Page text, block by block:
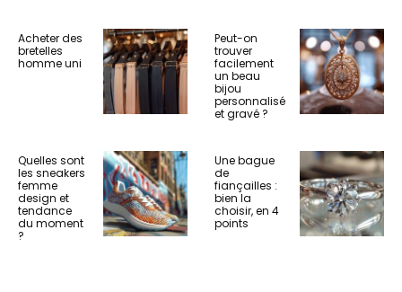
Acheter des
bretelles
homme uni
Peut-on
trouver
facilement
un beau
bijou
personnalisé
et gravé ?
Quelles sont
les sneakers
femme
design et
tendance
du moment
?
Une bague
de
fiançailles :
bien la
choisir, en 4
points